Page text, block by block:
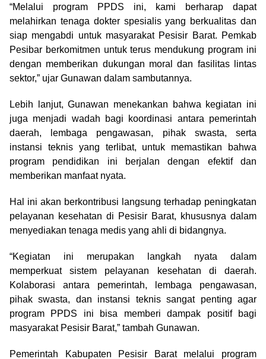
“Melalui program PPDS ini, kami berharap dapat
melahirkan tenaga dokter spesialis yang berkualitas dan
siap mengabdi untuk masyarakat Pesisir Barat. Pemkab
Pesibar berkomitmen untuk terus mendukung program ini
dengan memberikan dukungan moral dan fasilitas lintas
sektor,” ujar Gunawan dalam sambutannya.
Lebih lanjut, Gunawan menekankan bahwa kegiatan ini
juga menjadi wadah bagi koordinasi antara pemerintah
daerah, lembaga pengawasan, pihak swasta, serta
instansi teknis yang terlibat, untuk memastikan bahwa
program pendidikan ini berjalan dengan efektif dan
memberikan manfaat nyata.
Hal ini akan berkontribusi langsung terhadap peningkatan
pelayanan kesehatan di Pesisir Barat, khususnya dalam
menyediakan tenaga medis yang ahli di bidangnya.
“Kegiatan ini merupakan langkah nyata dalam
memperkuat sistem pelayanan kesehatan di daerah.
Kolaborasi antara pemerintah, lembaga pengawasan,
pihak swasta, dan instansi teknis sangat penting agar
program PPDS ini bisa memberi dampak positif bagi
masyarakat Pesisir Barat,” tambah Gunawan.
Pemerintah Kabupaten Pesisir Barat melalui program